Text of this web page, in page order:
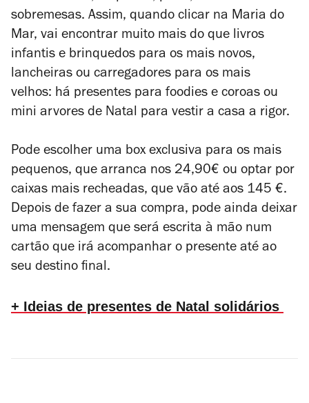
sobremesas. Assim, quando clicar na Maria do
Mar, vai encontrar muito mais do que livros
infantis e brinquedos para os mais novos,
lancheiras ou carregadores para os mais
velhos: há presentes para foodies e coroas ou
mini arvores de Natal para vestir a casa a rigor.
Pode escolher uma box exclusiva para os mais
pequenos, que arranca nos 24,90€ ou optar por
caixas mais recheadas, que vão até aos 145 €.
Depois de fazer a sua compra, pode ainda deixar
uma mensagem que será escrita à mão num
cartão que irá acompanhar o presente até ao
seu destino final.
+ Ideias de presentes de Natal solidários